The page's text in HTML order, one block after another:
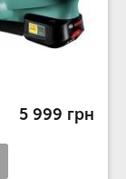
5 999 грн